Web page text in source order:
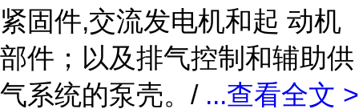
紧固件,交流发电机和起 动机
部件；以及排气控制和辅助供
气系统的泵壳。/ ...查看全文 >